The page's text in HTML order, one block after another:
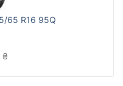
65 R16 95Q
₴